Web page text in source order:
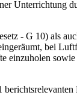
Unterrichtung
- G 10) als
bei
einzuholen